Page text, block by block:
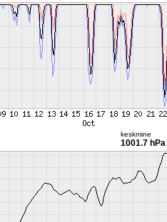
keskmine
1001.7 hPa